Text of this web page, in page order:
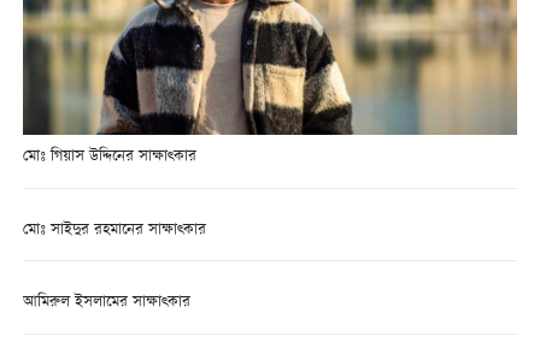
মোঃ গিয়াস উদ্দিনের সাক্ষাত্কার
মোঃ সাইদুর রহমানের সাক্ষাত্কার
আমিরুল ইসলামের সাক্ষাত্কার